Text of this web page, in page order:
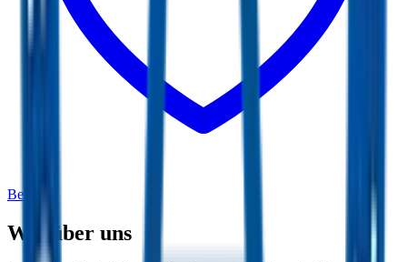
Beiträge
Wir über uns